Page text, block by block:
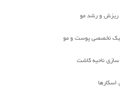
ریزش و رشد مو
تخصصی پوست و مو
سازی ناحیه کاشت
اسکارها